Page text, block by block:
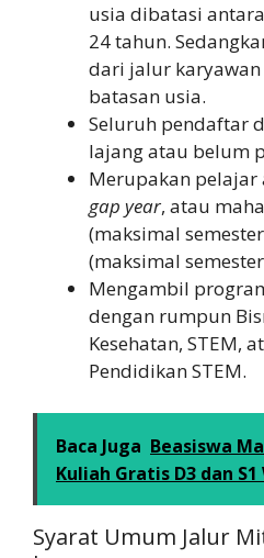
usia dibatasi
24 tahun.
dari jalur
batasan usia.
Seluruh pendaftar
lajang atau belum
Merupakan pelajar
gap year, atau
(maksimal
(maksimal
Mengambil
dengan rumpun
Kesehatan, STEM,
Pendidikan STEM.
Baca Juga Beasiswa
Kuliah Gratis D3 dan
Syarat Umum Jalur